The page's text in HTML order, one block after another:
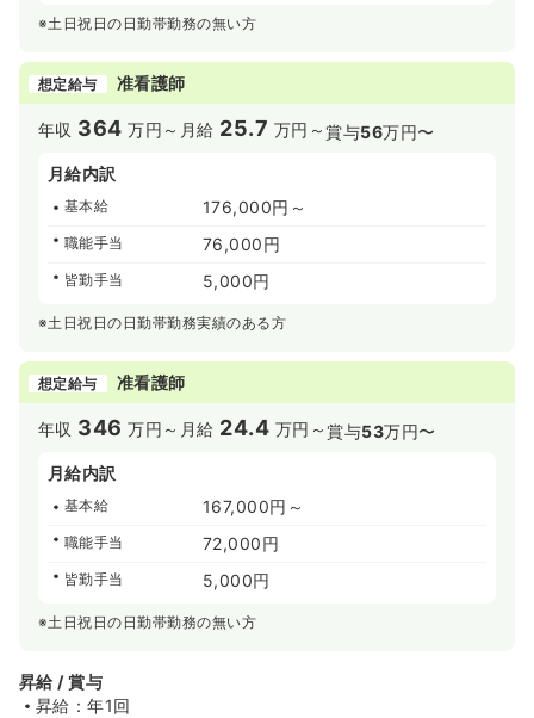
※土日祝日の日勤帯勤務の無い方
想定給与 准看護師
年収 364 万円～ 月給 25.7 万円～賞与56万円〜
月給内訳
基本給 176,000円～
職能手当 76,000円
皆勤手当 5,000円
※土日祝日の日勤帯勤務実績のある方
想定給与 准看護師
年収 346 万円～ 月給 24.4 万円～賞与53万円〜
月給内訳
基本給 167,000円～
職能手当 72,000円
皆勤手当 5,000円
※土日祝日の日勤帯勤務の無い方
昇給 / 賞与
昇給：年1回